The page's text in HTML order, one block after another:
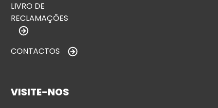
LIVRO DE
RECLAMAÇÕES
CONTACTOS
VISITE-NOS